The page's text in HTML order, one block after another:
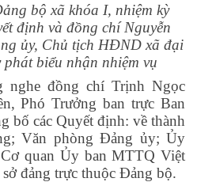
bộ xã khóa I, nhiệm kỳ
định và đồng chí Nguyễn
ủy, Chủ tịch HĐND xã đại
biểu nhận nhiệm vụ
nghe đồng chí Trịnh Ngọc
Phó Trưởng ban trực Ban
bố các Quyết định: về thành
Văn phòng Đảng ủy; Ủy
quan Ủy ban MTTQ Việt
đảng trực thuộc Đảng bộ.